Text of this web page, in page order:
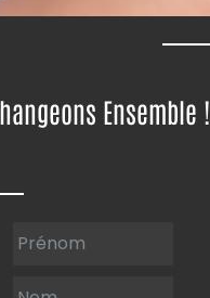
Ensemble !